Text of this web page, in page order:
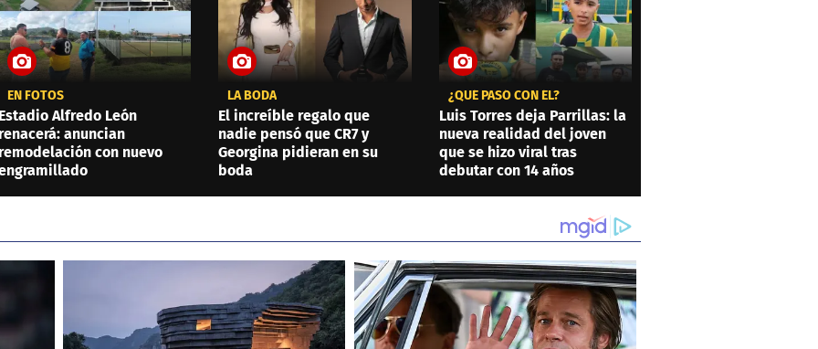
EN FOTOS
Estadio Alfredo León
renacerá: anuncian
remodelación con nuevo
LA BODA
El increíble regalo que
nadie pensó que CR7 y
Georgina pidieran en su
boda
¿QUÉ PASÓ CON ÉL?
Luis Torres deja Parrillas: la
nueva realidad del joven
que se hizo viral tras
debutar con 14 años